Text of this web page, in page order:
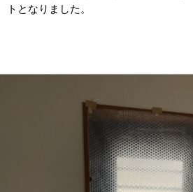
トとなりました。